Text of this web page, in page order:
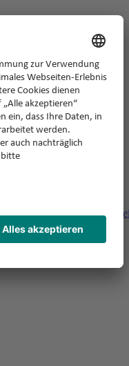
Sie haben Fragen,
Buchung?